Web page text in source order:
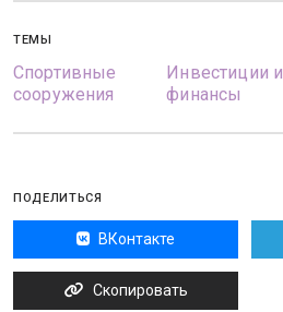
ТЕМЫ
Спортивные
сооружения
Инвестиции и
финансы
ПОДЕЛИТЬСЯ
ВКонтакте
Скопировать